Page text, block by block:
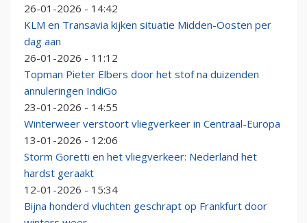
26-01-2026 - 14:42
KLM en Transavia kijken situatie Midden-Oosten per
dag aan
26-01-2026 - 11:12
Topman Pieter Elbers door het stof na duizenden
annuleringen IndiGo
23-01-2026 - 14:55
Winterweer verstoort vliegverkeer in Centraal-Europa
13-01-2026 - 12:06
Storm Goretti en het vliegverkeer: Nederland het
hardst geraakt
12-01-2026 - 15:34
Bijna honderd vluchten geschrapt op Frankfurt door